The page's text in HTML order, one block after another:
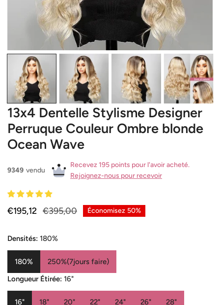
OUVRIR LE MÉDIA DANS LA VUE GALERIE
13x4 Dentelle Stylisme Designer
Perruque Couleur Ombre blonde
Ocean Wave
9349 vendu
Recevez 195 points pour l'avoir acheté.
Rejoignez-nous pour recevoir
Prix
vente
€195,12
Prix
€395,00 Économisez 50%
Densités: 180%
180%
250%(7jours faire)
Longueur Étirée: 16"
16" 18" 20" 22" 24" 26" 28"